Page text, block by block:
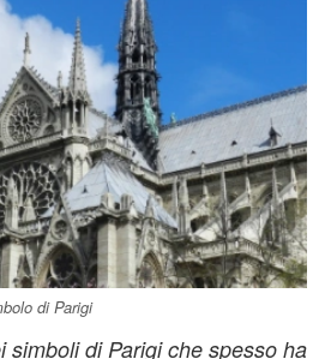
di Parigi
simboli di Parigi che spesso ha